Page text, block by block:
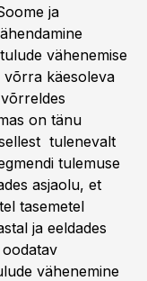
ja
vähenemise
käesoleva
on tänu
tulenevalt
tulemuse
asjaolu, et
tasemetel
ja eeldades
vähenemine